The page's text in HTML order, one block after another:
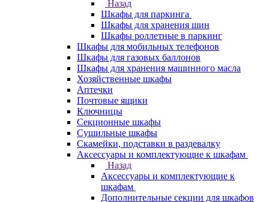
Назад
Шкафы для паркинга
Шкафы для хранения шин
Шкафы роллетные в паркинг
Шкафы для мобильных телефонов
Шкафы для газовых баллонов
Шкафы для хранения машинного масла
Хозяйственные шкафы
Аптечки
Почтовые ящики
Ключницы
Секционные шкафы
Сушильные шкафы
Скамейки, подставки в раздевалку
Аксессуары и комплектующие к шкафам
Назад
Аксессуары и комплектующие к
шкафам
Дополнительные секции для шкафов